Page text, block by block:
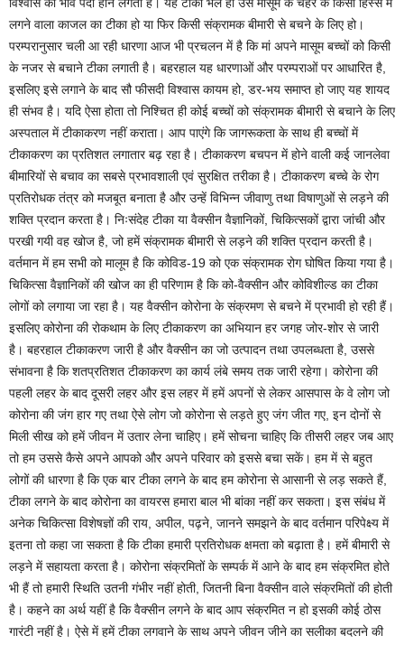
लगने वाला काजल का टीका हो या फिर किसी संक्रामक बीमारी से बचने के लिए हो।
परम्परानुसार चली आ रही धारणा आज भी प्रचलन में है कि मां अपने मासूम बच्चों को किसी
के नजर से बचाने टीका लगाती है। बहरहाल यह धारणाओं और परम्पराओं पर आधारित है,
इसलिए इसे लगाने के बाद सौ फीसदी विश्वास कायम हो, डर-भय समाप्त हो जाए यह शायद
ही संभव है। यदि ऐसा होता तो निश्चित ही कोई बच्चों को संक्रामक बीमारी से बचाने के लिए
अस्पताल में टीकाकरण नहीं कराता। आप पाएंगे कि जागरूकता के साथ ही बच्चों में
टीकाकरण का प्रतिशत लगातार बढ़ रहा है। टीकाकरण बचपन में होने वाली कई जानलेवा
बीमारियों से बचाव का सबसे प्रभावशाली एवं सुरक्षित तरीका है। टीकाकरण बच्चे के रोग
प्रतिरोधक तंत्र को मजबूत बनाता है और उन्हें विभिन्न जीवाणु तथा विषाणुओं से लड़ने की
शक्ति प्रदान करता है। निःसंदेह टीका या वैक्सीन वैज्ञानिकों, चिकित्सकों द्वारा जांची और
परखी गयी वह खोज है, जो हमें संक्रामक बीमारी से लड़ने की शक्ति प्रदान करती है।
वर्तमान में हम सभी को मालूम है कि कोविड-19 को एक संक्रामक रोग घोषित किया गया है।
चिकित्सा वैज्ञानिकों की खोज का ही परिणाम है कि को-वैक्सीन और कोविशील्ड का टीका
लोगों को लगाया जा रहा है। यह वैक्सीन कोरोना के संक्रमण से बचने में प्रभावी हो रही हैं।
इसलिए कोरोना की रोकथाम के लिए टीकाकरण का अभियान हर जगह जोर-शोर से जारी
है। बहरहाल टीकाकरण जारी है और वैक्सीन का जो उत्पादन तथा उपलब्धता है, उससे
संभावना है कि शतप्रतिशत टीकाकरण का कार्य लंबे समय तक जारी रहेगा। कोरोना की
पहली लहर के बाद दूसरी लहर और इस लहर में हमें अपनों से लेकर आसपास के वे लोग जो
कोरोना की जंग हार गए तथा ऐसे लोग जो कोरोना से लड़ते हुए जंग जीत गए, इन दोनों से
मिली सीख को हमें जीवन में उतार लेना चाहिए। हमें सोचना चाहिए कि तीसरी लहर जब आए
तो हम उससे कैसे अपने आपको और अपने परिवार को इससे बचा सकें। हम में से बहुत
लोगों की धारणा है कि एक बार टीका लगने के बाद हम कोरोना से आसानी से लड़ सकते हैं,
टीका लगने के बाद कोरोना का वायरस हमारा बाल भी बांका नहीं कर सकता। इस संबंध में
अनेक चिकित्सा विशेषज्ञों की राय, अपील, पढ़ने, जानने समझने के बाद वर्तमान परिपेक्ष्य में
इतना तो कहा जा सकता है कि टीका हमारी प्रतिरोधक क्षमता को बढ़ाता है। हमें बीमारी से
लड़ने में सहायता करता है। कोरोना संक्रमितों के सम्पर्क में आने के बाद हम संक्रमित होते
भी हैं तो हमारी स्थिति उतनी गंभीर नहीं होती, जितनी बिना वैक्सीन वाले संक्रमितों की होती
है। कहने का अर्थ यहीं है कि वैक्सीन लगने के बाद आप संक्रमित न हो इसकी कोई ठोस
गारंटी नहीं है। ऐसे में हमें टीका लगवाने के साथ अपने जीवन जीने का सलीका बदलने की